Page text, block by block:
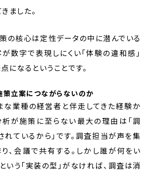
ました。
策の核心は定性データの中に潜んでいる
数字で表現しにくい「体験の違和感」
になるということです。
立案につながらないのか
な業種の経営者と伴走してきた経験か
析が施策に至らない最大の理由は「調
ているから」です。調査担当が声を集
、会議で共有する。しかし誰が何をい
いう「実装の型」がなければ、調査は消